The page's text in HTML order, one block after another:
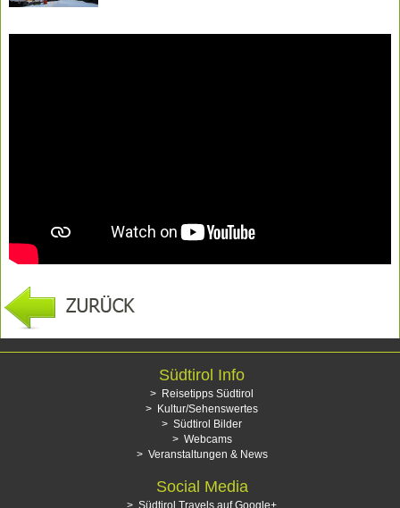
Südtirol Info
Reisetipps Südtirol
Kultur/Sehenswertes
Südtirol Bilder
Webcams
Veranstaltungen & News
Social Media
Südtirol Travels auf Google+